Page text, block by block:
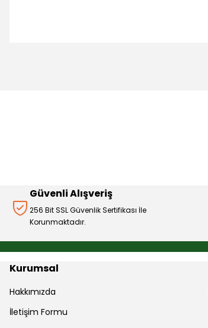
Güvenli Alışveriş
256 Bit SSL Güvenlik Sertifikası İle
Korunmaktadır.
Kurumsal
Hakkımızda
İletişim Formu